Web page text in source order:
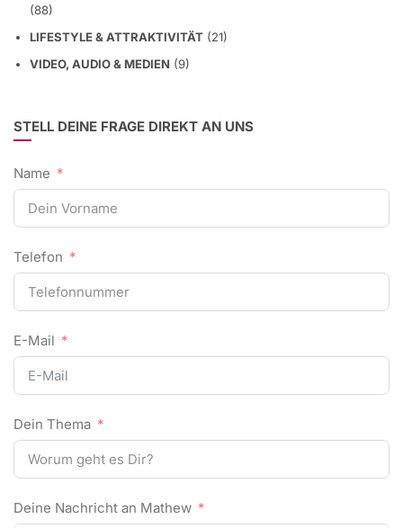
(88)
LIFESTYLE & ATTRAKTIVITÄT (21)
VIDEO, AUDIO & MEDIEN (9)
STELL DEINE FRAGE DIREKT AN UNS
Name
Telefon
E-Mail
Dein Thema
Deine Nachricht an Mathew